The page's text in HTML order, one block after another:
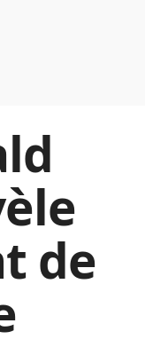
de